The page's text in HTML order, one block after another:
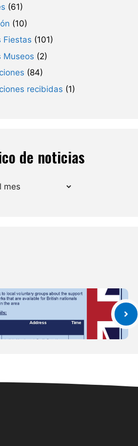
(61)
(10)
Fiestas (101)
Museos (2)
(84)
recibidas (1)
de noticias